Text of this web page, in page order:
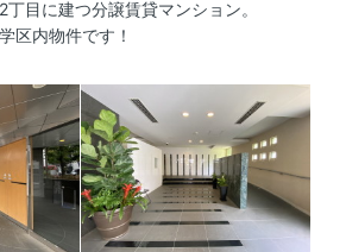
目に建つ分譲賃貸マンション。
区内物件です！